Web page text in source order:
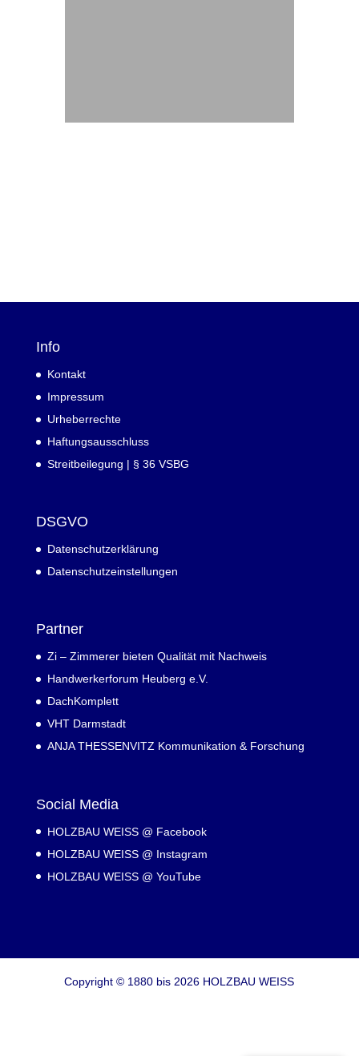
Info
Kontakt
Impressum
Urheberrechte
Haftungsausschluss
Streitbeilegung | § 36 VSBG
DSGVO
Datenschutzerklärung
Datenschutzeinstellungen
Partner
Zi – Zimmerer bieten Qualität mit Nachweis
Handwerkerforum Heuberg e.V.
DachKomplett
VHT Darmstadt
ANJA THESSENVITZ Kommunikation & Forschung
Social Media
HOLZBAU WEISS @ Facebook
HOLZBAU WEISS @ Instagram
HOLZBAU WEISS @ YouTube
Copyright © 1880 bis 2026 HOLZBAU WEISS